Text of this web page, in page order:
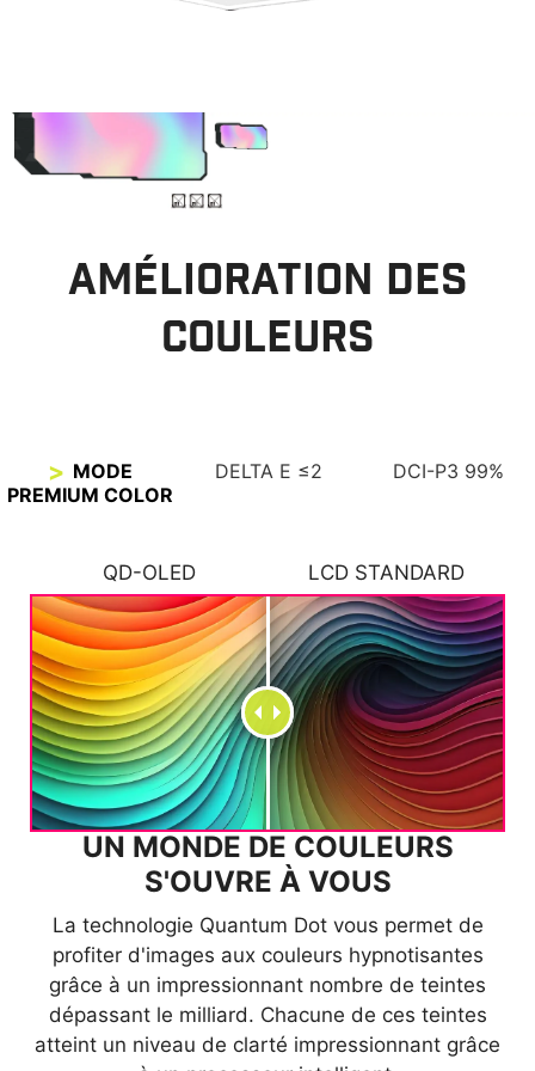
AMÉLIORATION DES
COULEURS
MODE
PREMIUM COLOR
DELTA E ≤2 DCI-P3 99%
QD-OLED LCD STANDARD
UN MONDE DE COULEURS
S'OUVRE À VOUS
La technologie Quantum Dot vous permet de
profiter d'images aux couleurs hypnotisantes
grâce à un impressionnant nombre de teintes
dépassant le milliard. Chacune de ces teintes
atteint un niveau de clarté impressionnant grâce
ÉCRANS MSI AUTRES MARQUES
Image modifiée à des fins publicitaires.
DES IMAGES ULTRARÉALISTES